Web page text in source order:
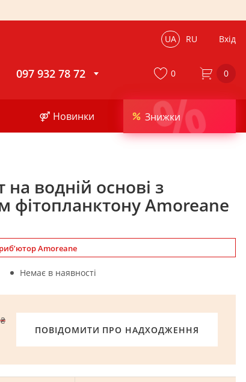
UA RU Вхід
097 932 78 72 0
⚤ Новинки %
Знижки
0
водній основі з
фітопланктону Amoreane
Amoreane
Немає в наявності
ПОВІДОМИТИ ПРО НАДХОДЖЕННЯ